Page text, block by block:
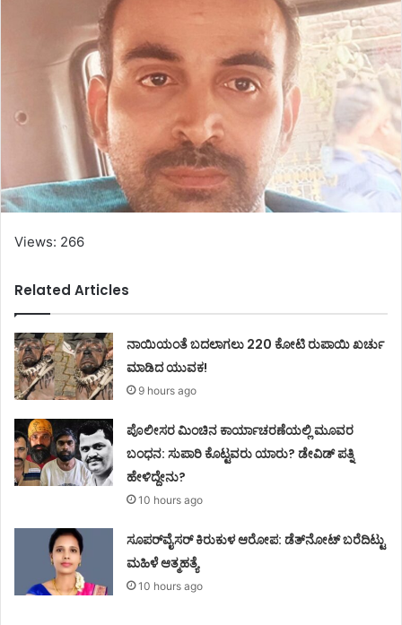
Views: 266
Related Articles
ನಾಯಿಯಂತೆ ಬದಲಾಗಲು 220 ಕೋಟಿ ರುಪಾಯಿ ಖರ್ಚು
ಮಾಡಿದ ಯುವಕ!
9 hours ago
ಪೊಲೀಸರ ಮಿಂಚಿನ ಕಾರ್ಯಾಚರಣೆಯಲ್ಲಿ ಮೂವರ
ಬಂಧನ: ಸುಪಾರಿ ಕೊಟ್ಟವರು ಯಾರು? ಡೇವಿಡ್ ಪತ್ನಿ
ಹೇಳಿದ್ದೇನು?
10 hours ago
ಸೂಪರ್‌ವೈಸರ್‌ ಕಿರುಕುಳ ಆರೋಪ: ಡೆತ್‌ನೋಟ್‌ ಬರೆದಿಟ್ಟು
ಮಹಿಳೆ ಆತ್ಮಹತ್ಯೆ
10 hours ago